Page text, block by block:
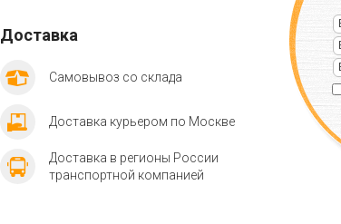
Доставка
Самовывоз со склада
Доставка курьером по Москве
Доставка в регионы России
транспортной компанией